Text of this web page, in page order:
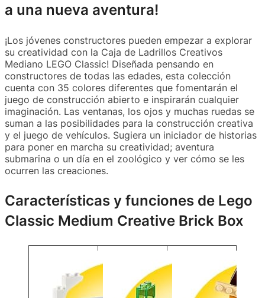
a una nueva aventura!
¡Los jóvenes constructores pueden empezar a explorar
su creatividad con la Caja de Ladrillos Creativos
Mediano LEGO Classic! Diseñada pensando en
constructores de todas las edades, esta colección
cuenta con 35 colores diferentes que fomentarán el
juego de construcción abierto e inspirarán cualquier
imaginación. Las ventanas, los ojos y muchas ruedas se
suman a las posibilidades para la construcción creativa
y el juego de vehículos. Sugiera un iniciador de historias
para poner en marcha su creatividad; aventura
submarina o un día en el zoológico y ver cómo se les
ocurren las creaciones.
Características y funciones de Lego
Classic Medium Creative Brick Box